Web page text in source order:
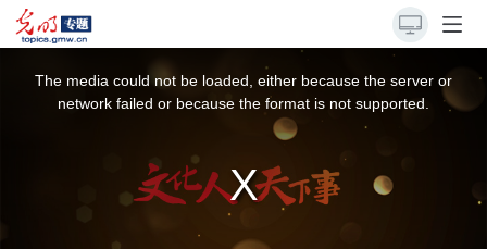
The media could not be loaded, either because the server or
network failed or because the format is not supported.